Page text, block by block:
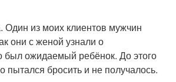
Один из моих клиентов мужчин
они с женой узнали о
был ожидаемый ребёнок. До этого
пытался бросить и не получалось.